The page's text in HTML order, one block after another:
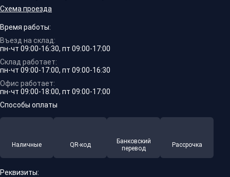
Схема проезда
Время работы:
Въезд на склад:
пн-чт 09:00-16:30, пт 09:00-17:00
Склад работает:
пн-чт 09:00-17:00, пт 09:00-16:30
Офис работает:
пн-чт 09:00-18:00, пт 09:00-17:00
Способы оплаты
Наличные QR-код
Банковский
перевод
Рассрочка
Реквизиты: